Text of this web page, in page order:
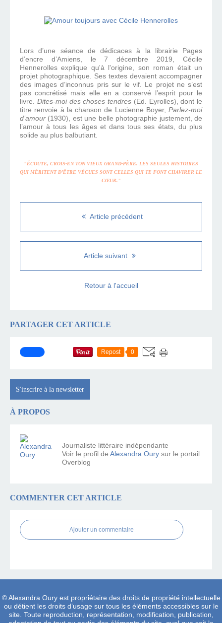
Lors d’une séance de dédicaces à la librairie Pages
d’encre d’Amiens, le 7 décembre 2019, Cécile
Hennerolles explique qu'à l'origine, son roman était un
projet photographique. Ses textes devaient accompagner
des images d’inconnus pris sur le vif. Le projet ne s’est
pas concrétisé mais elle en a conservé l’esprit pour le
livre. Dites-moi des choses tendres (Ed. Eyrolles), dont le
titre renvoie à la chanson de Lucienne Boyer, Parlez-moi
d’amour (1930), est une belle photographie justement, de
l’amour à tous les âges et dans tous ses états, du plus
solide au plus balbutiant.
"ÉCOUTE, CROIS-EN TON VIEUX GRAND-PÈRE. LES SEULES HISTOIRES
QUI MÉRITENT D’ÊTRE VÉCUES SONT CELLES QUI TE FONT CHAVIRER LE
CŒUR."
Article précédent
Article suivant
Retour à l'accueil
PARTAGER CET ARTICLE
Repost 0
S'inscrire à la newsletter
À PROPOS
Journaliste littéraire indépendante
Voir le profil de Alexandra Oury sur le portail
Overblog
COMMENTER CET ARTICLE
Ajouter un commentaire
© Alexandra Oury est propriétaire des droits de propriété intellectuelle
ou détient les droits d’usage sur tous les éléments accessibles sur le
site. Toute reproduction, représentation, modification, publication,